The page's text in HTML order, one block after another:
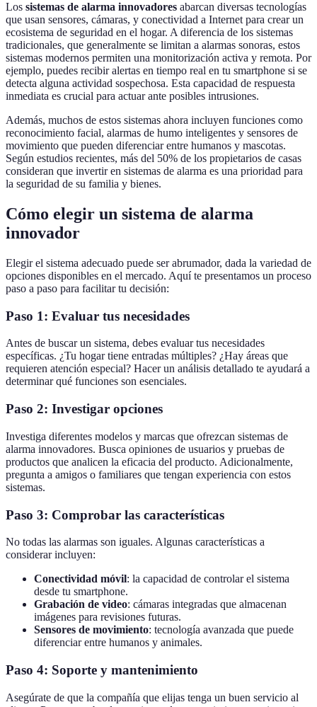
Los sistemas de alarma innovadores abarcan diversas tecnologías
que usan sensores, cámaras, y conectividad a Internet para crear un
ecosistema de seguridad en el hogar. A diferencia de los sistemas
tradicionales, que generalmente se limitan a alarmas sonoras, estos
sistemas modernos permiten una monitorización activa y remota. Por
ejemplo, puedes recibir alertas en tiempo real en tu smartphone si se
detecta alguna actividad sospechosa. Esta capacidad de respuesta
inmediata es crucial para actuar ante posibles intrusiones.
Además, muchos de estos sistemas ahora incluyen funciones como
reconocimiento facial, alarmas de humo inteligentes y sensores de
movimiento que pueden diferenciar entre humanos y mascotas.
Según estudios recientes, más del 50% de los propietarios de casas
consideran que invertir en sistemas de alarma es una prioridad para
la seguridad de su familia y bienes.
Cómo elegir un sistema de alarma
innovador
Elegir el sistema adecuado puede ser abrumador, dada la variedad de
opciones disponibles en el mercado. Aquí te presentamos un proceso
paso a paso para facilitar tu decisión:
Paso 1: Evaluar tus necesidades
Antes de buscar un sistema, debes evaluar tus necesidades
específicas. ¿Tu hogar tiene entradas múltiples? ¿Hay áreas que
requieren atención especial? Hacer un análisis detallado te ayudará a
determinar qué funciones son esenciales.
Paso 2: Investigar opciones
Investiga diferentes modelos y marcas que ofrezcan sistemas de
alarma innovadores. Busca opiniones de usuarios y pruebas de
productos que analicen la eficacia del producto. Adicionalmente,
pregunta a amigos o familiares que tengan experiencia con estos
sistemas.
Paso 3: Comprobar las características
No todas las alarmas son iguales. Algunas características a
considerar incluyen:
Conectividad móvil: la capacidad de controlar el sistema
desde tu smartphone.
Grabación de video: cámaras integradas que almacenan
imágenes para revisiones futuras.
Sensores de movimiento: tecnología avanzada que puede
diferenciar entre humanos y animales.
Paso 4: Soporte y mantenimiento
Asegúrate de que la compañía que elijas tenga un buen servicio al